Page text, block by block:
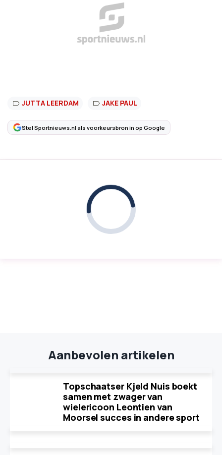
JUTTA LEERDAM JAKE PAUL
Stel Sportnieuws.nl als voorkeursbron in op Google
Aanbevolen artikelen
Topschaatser Kjeld Nuis boekt
samen met zwager van
wielericoon Leontien van
Moorsel succes in andere sport